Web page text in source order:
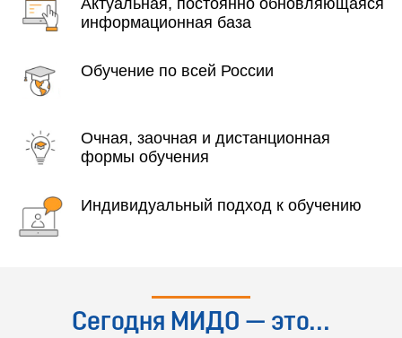
Актуальная, постоянно обновляющаяся
информационная база
Обучение по всей России
Очная, заочная и дистанционная
формы обучения
Индивидуальный подход к обучению
Сегодня МИДО — это...